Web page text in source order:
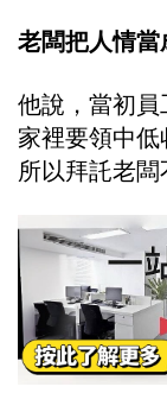
老闆把人情當
他說，當初
家裡要領中低
所以拜託老闆